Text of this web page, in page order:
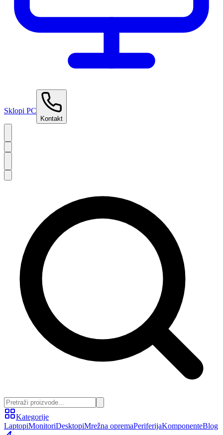
Sklopi PC
Kontakt
Kategorije
LaptopiMonitoriDesktopiMrežna opremaPeriferijaKomponenteBlog